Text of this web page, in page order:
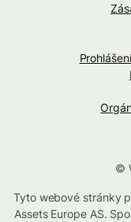
©
Tyto webové stránky
Assets Europe AS.